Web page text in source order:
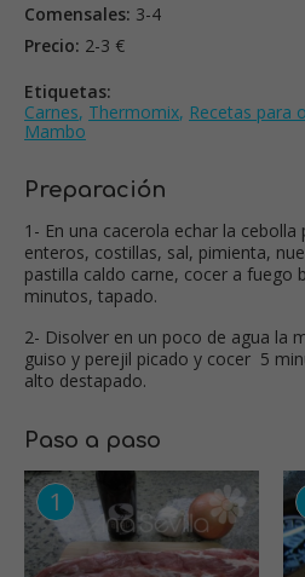
Comensales: 3-4
Precio: 2-3 €
Etiquetas:
Carnes, Thermomix, Recetas para
Mambo
Preparación
1- En una cacerola echar la
enteros, costillas, sal, pimienta,
pastilla caldo carne, cocer a fuego
minutos, tapado.
2- Disolver en un poco de agua la
guiso y perejil picado y cocer 5
alto destapado.
Paso a paso